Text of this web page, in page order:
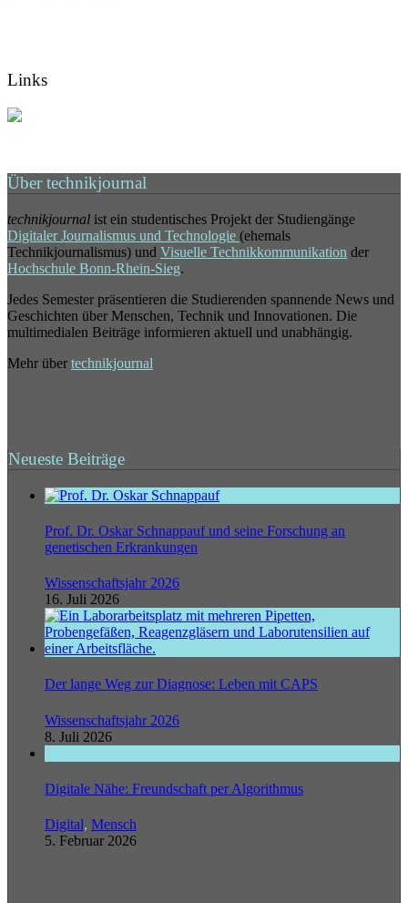
Links
Über technikjournal
technikjournal ist ein studentisches Projekt der Studiengänge
Digitaler Journalismus und Technologie (ehemals
Technikjournalismus) und Visuelle Technikkommunikation der
Hochschule Bonn-Rhein-Sieg.
Jedes Semester präsentieren die Studierenden spannende News und
Geschichten über Menschen, Technik und Innovationen. Die
multimedialen Beiträge informieren aktuell und unabhängig.
Mehr über technikjournal
Neueste Beiträge
Prof. Dr. Oskar Schnappauf und seine Forschung an
genetischen Erkrankungen
Wissenschaftsjahr 2026
16. Juli 2026
Der lange Weg zur Diagnose: Leben mit CAPS
Wissenschaftsjahr 2026
8. Juli 2026
Digitale Nähe: Freundschaft per Algorithmus
Digital, Mensch
5. Februar 2026